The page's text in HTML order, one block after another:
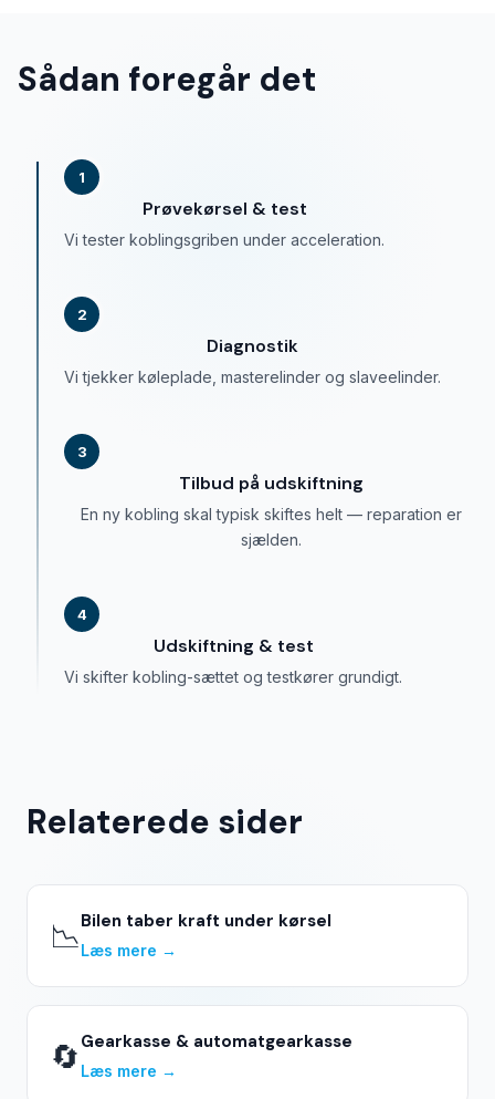
Sådan foregår det
1
Prøvekørsel & test
Vi tester koblingsgriben under acceleration.
2
Diagnostik
Vi tjekker køleplade, masterelinder og slaveelinder.
3
Tilbud på udskiftning
En ny kobling skal typisk skiftes helt — reparation er
sjælden.
4
Udskiftning & test
Vi skifter kobling-sættet og testkører grundigt.
Relaterede sider
📉Bilen taber kraft under kørsel
Læs mere →
🔄 Gearkasse & automatgearkasse
Læs mere →